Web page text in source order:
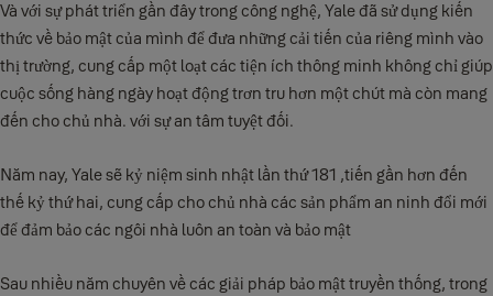
Và với sự phát triển gần đây trong công nghệ, Yale đã sử dụng kiến
thức về bảo mật của mình để đưa những cải tiến của riêng mình vào
thị trường, cung cấp một loạt các tiện ích thông minh không chỉ giúp
cuộc sống hàng ngày hoạt động trơn tru hơn một chút mà còn mang
đến cho chủ nhà. với sự an tâm tuyệt đối.
Năm nay, Yale sẽ kỷ niệm sinh nhật lần thứ 181 ,tiến gần hơn đến
thế kỷ thứ hai, cung cấp cho chủ nhà các sản phẩm an ninh đổi mới
để đảm bảo các ngôi nhà luôn an toàn và bảo mật
Sau nhiều năm chuyên về các giải pháp bảo mật truyền thống, trong